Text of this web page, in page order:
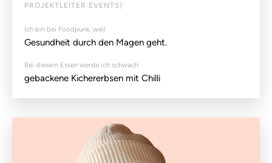
PROJEKTLEITER EVENTS)
Ich bin bei Foodpunk, weil
Gesundheit durch den Magen geht.
Bei diesem Essen werde ich schwach
gebackene Kichererbsen mit Chilli